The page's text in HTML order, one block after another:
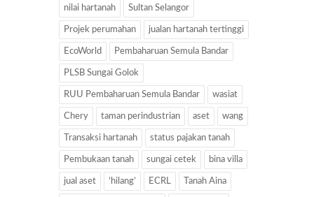
nilai hartanah Sultan Selangor
Projek perumahan jualan hartanah tertinggi
EcoWorld Pembaharuan Semula Bandar
PLSB Sungai Golok
RUU Pembaharuan Semula Bandar wasiat
Chery taman perindustrian aset wang
Transaksi hartanah status pajakan tanah
Pembukaan tanah sungai cetek bina villa
jual aset ‘hilang’ ECRL Tanah Aina